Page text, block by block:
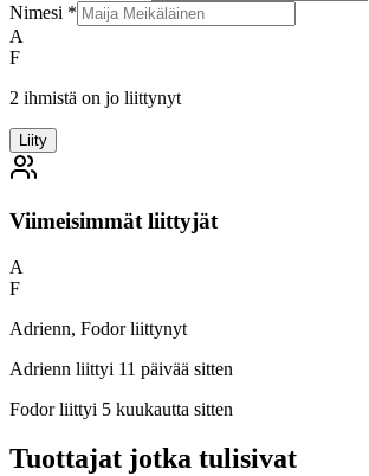
Nimesi *
A
F
2 ihmistä on jo liittynyt
Liity
Viimeisimmät liittyjät
A
F
Adrienn, Fodor liittynyt
Adrienn liittyi 11 päivää sitten
Fodor liittyi 5 kuukautta sitten
Tuottajat jotka tulisivat